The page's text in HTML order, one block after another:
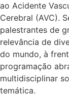
ao Acidente
Cerebral (AVC).
palestrantes de
relevância de
do mundo, à
programação
multidisciplinar
temática.